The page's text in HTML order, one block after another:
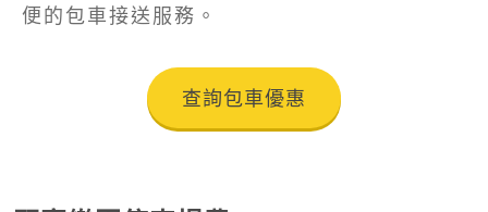
便的包車接送服務。
查詢包車優惠